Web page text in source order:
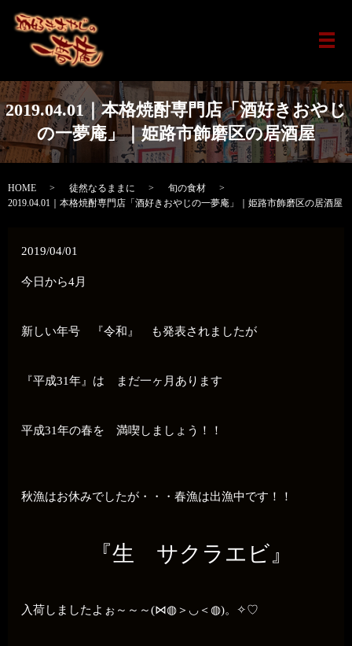
メ
2019.04.01｜本格焼酎専門店「酒好きおやじ
の一夢庵」｜姫路市飾磨区の居酒屋
HOME 徒然なるままに
旬の食材
2019.04.01｜本格焼酎専門店「酒好きおやじの一夢庵」｜姫路市飾磨区の居酒屋
2019/04/01
今日から4月
新しい年号 『令和』 も発表されましたが
『平成31年』は まだ一ヶ月あります
平成31年の春を 満喫しましょう！！
秋漁はお休みでしたが・・・春漁は出漁中です！！
『生 サクラエビ』
入荷しましたよぉ～～～(⋈◍＞◡＜◍)。✧♡